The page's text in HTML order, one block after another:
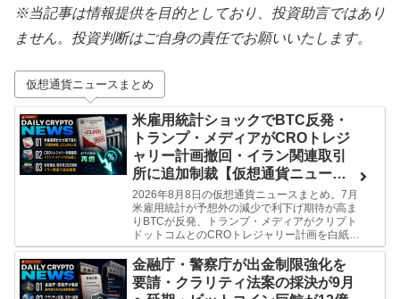
※当記事は情報提供を目的としており、投資助言ではあり
ません。投資判断はご自身の責任でお願いいたします。
仮想通貨ニュースまとめ
米雇用統計ショックでBTC反発・
トランプ・メディアがCROトレジ
ャリー計画撤回・イラン関連取引
所に追加制裁【仮想通貨ニュース
26/8/8】
2026年8月8日の仮想通貨ニュースまとめ。7月
米雇用統計が予想外の減少で利下げ期待が高ま
りBTCが反発、トランプ・メディアがクリプト
ドットコムとのCROトレジャリー計画を白紙撤
回、米財務省がイラン関連取引所2社に追加制
裁。ミーがわかりやすく解説します。
金融庁・警察庁が出金制限強化を
要請・クラリティ法案の採決が9月